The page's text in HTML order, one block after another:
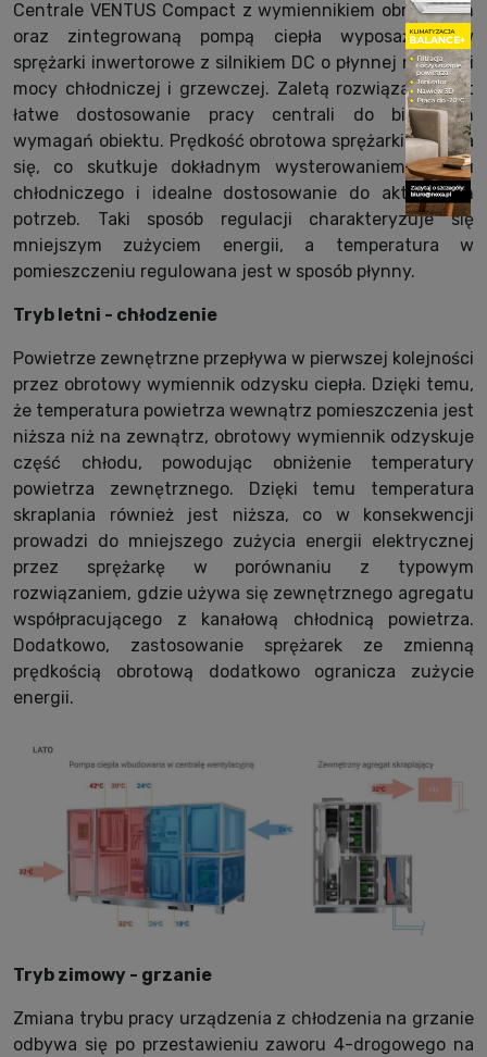
Centrale VENTUS Compact z wymiennikiem obrotowym
oraz zintegrowaną pompą ciepła wyposażono w
sprężarki inwertorowe z silnikiem DC o płynnej regulacji
mocy chłodniczej i grzewczej. Zaletą rozwiązania jest
łatwe dostosowanie pracy centrali do bieżących
wymagań obiektu. Prędkość obrotowa sprężarki zmienia
się, co skutkuje dokładnym wysterowaniem układu
chłodniczego i idealne dostosowanie do aktualnych
potrzeb. Taki sposób regulacji charakteryzuje się
mniejszym zużyciem energii, a temperatura w
pomieszczeniu regulowana jest w sposób płynny.
Tryb letni - chłodzenie
Powietrze zewnętrzne przepływa w pierwszej kolejności
przez obrotowy wymiennik odzysku ciepła. Dzięki temu,
że temperatura powietrza wewnątrz pomieszczenia jest
niższa niż na zewnątrz, obrotowy wymiennik odzyskuje
część chłodu, powodując obniżenie temperatury
powietrza zewnętrznego. Dzięki temu temperatura
skraplania również jest niższa, co w konsekwencji
prowadzi do mniejszego zużycia energii elektrycznej
przez sprężarkę w porównaniu z typowym
rozwiązaniem, gdzie używa się zewnętrznego agregatu
współpracującego z kanałową chłodnicą powietrza.
Dodatkowo, zastosowanie sprężarek ze zmienną
prędkością obrotową dodatkowo ogranicza zużycie
energii.
Tryb zimowy - grzanie
Zmiana trybu pracy urządzenia z chłodzenia na grzanie
odbywa się po przestawieniu zaworu 4-drogowego na